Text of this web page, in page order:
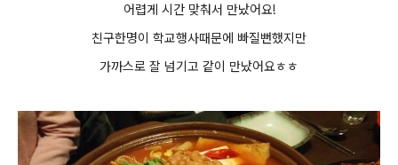
어렵게 시간 맞춰서 만났어요!
친구한명이 학교행사때문에 빠질뻔했지만
가까스로 잘 넘기고 같이 만났어요ㅎㅎ